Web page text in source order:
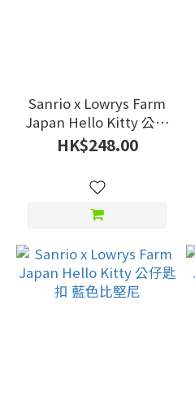
Sanrio x Lowrys Farm
Japan Hello Kitty 公仔
匙扣 西瓜
HK$248.00